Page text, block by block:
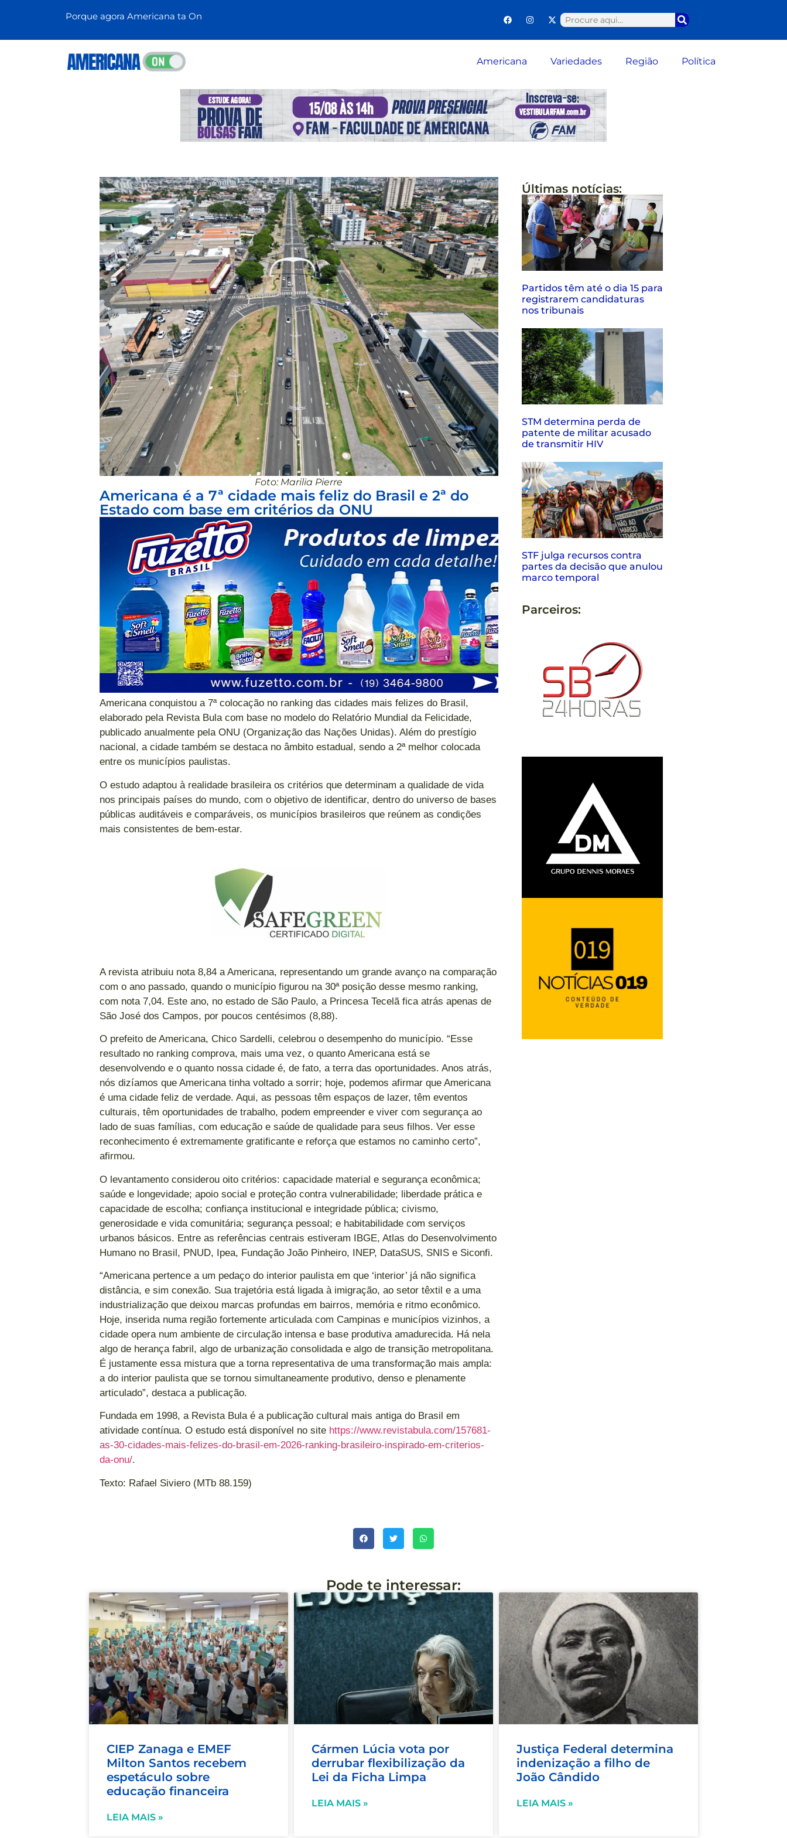
Porque agora Americana ta On
Americana Variedades Região Política
Foto: Marilia Pierre
Americana é a 7ª cidade mais feliz do Brasil e 2ª do
Estado com base em critérios da ONU
Americana conquistou a 7ª colocação no ranking das cidades mais felizes do Brasil,
elaborado pela Revista Bula com base no modelo do Relatório Mundial da Felicidade,
publicado anualmente pela ONU (Organização das Nações Unidas). Além do prestígio
nacional, a cidade também se destaca no âmbito estadual, sendo a 2ª melhor colocada
entre os municípios paulistas.
O estudo adaptou à realidade brasileira os critérios que determinam a qualidade de vida
nos principais países do mundo, com o objetivo de identificar, dentro do universo de bases
públicas auditáveis e comparáveis, os municípios brasileiros que reúnem as condições
mais consistentes de bem-estar.
A revista atribuiu nota 8,84 a Americana, representando um grande avanço na comparação
com o ano passado, quando o município figurou na 30ª posição desse mesmo ranking,
com nota 7,04. Este ano, no estado de São Paulo, a Princesa Tecelã fica atrás apenas de
São José dos Campos, por poucos centésimos (8,88).
O prefeito de Americana, Chico Sardelli, celebrou o desempenho do município. “Esse
resultado no ranking comprova, mais uma vez, o quanto Americana está se
desenvolvendo e o quanto nossa cidade é, de fato, a terra das oportunidades. Anos atrás,
nós dizíamos que Americana tinha voltado a sorrir; hoje, podemos afirmar que Americana
é uma cidade feliz de verdade. Aqui, as pessoas têm espaços de lazer, têm eventos
culturais, têm oportunidades de trabalho, podem empreender e viver com segurança ao
lado de suas famílias, com educação e saúde de qualidade para seus filhos. Ver esse
reconhecimento é extremamente gratificante e reforça que estamos no caminho certo”,
afirmou.
O levantamento considerou oito critérios: capacidade material e segurança econômica;
saúde e longevidade; apoio social e proteção contra vulnerabilidade; liberdade prática e
capacidade de escolha; confiança institucional e integridade pública; civismo,
generosidade e vida comunitária; segurança pessoal; e habitabilidade com serviços
urbanos básicos. Entre as referências centrais estiveram IBGE, Atlas do Desenvolvimento
Humano no Brasil, PNUD, Ipea, Fundação João Pinheiro, INEP, DataSUS, SNIS e Siconfi.
“Americana pertence a um pedaço do interior paulista em que ‘interior’ já não significa
distância, e sim conexão. Sua trajetória está ligada à imigração, ao setor têxtil e a uma
industrialização que deixou marcas profundas em bairros, memória e ritmo econômico.
Hoje, inserida numa região fortemente articulada com Campinas e municípios vizinhos, a
cidade opera num ambiente de circulação intensa e base produtiva amadurecida. Há nela
algo de herança fabril, algo de urbanização consolidada e algo de transição metropolitana.
É justamente essa mistura que a torna representativa de uma transformação mais ampla:
a do interior paulista que se tornou simultaneamente produtivo, denso e plenamente
articulado”, destaca a publicação.
Fundada em 1998, a Revista Bula é a publicação cultural mais antiga do Brasil em
atividade contínua. O estudo está disponível no site https://www.revistabula.com/157681-
as-30-cidades-mais-felizes-do-brasil-em-2026-ranking-brasileiro-inspirado-em-criterios-
da-onu/.
Texto: Rafael Siviero (MTb 88.159)
Últimas notícias:
Partidos têm até o dia 15 para
registrarem candidaturas
nos tribunais
STM determina perda de
patente de militar acusado
de transmitir HIV
STF julga recursos contra
partes da decisão que anulou
marco temporal
Parceiros:
Pode te interessar:
CIEP Zanaga e EMEF
Milton Santos recebem
espetáculo sobre
educação financeira
LEIA MAIS »
Cármen Lúcia vota por
derrubar flexibilização da
Lei da Ficha Limpa
LEIA MAIS »
Justiça Federal determina
indenização a filho de
João Cândido
LEIA MAIS »